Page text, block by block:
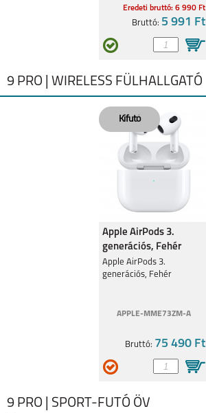
Eredeti bruttó: 6 990 Ft
Bruttó: 5 991 Ft
9 PRO | WIRELESS FÜLHALLGATÓ
Apple AirPods 3.
generációs, Fehér
Apple AirPods 3.
generációs, Fehér
APPLE-MME73ZM-A
Bruttó: 75 490 Ft
9 PRO | SPORT-FUTÓ ÖV